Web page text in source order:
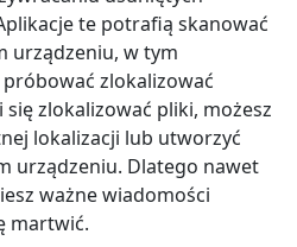
te potrafią skanować
urządzeniu, w tym
zlokalizować
się zlokalizować pliki, możesz
lokalizacji lub utworzyć
urządzeniu. Dlatego nawet
ważne wiadomości
martwić.